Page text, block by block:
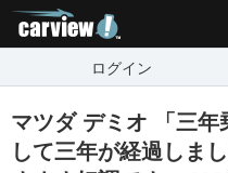
ログイン
マツダ デミオ 「三年
して三年が経過しま